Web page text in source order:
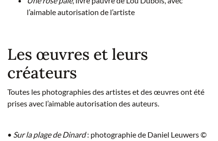
l’aimable autorisation de l’artiste
Les œuvres et leurs
créateurs
Toutes les photographies des artistes et des œuvres ont été
prises avec l’aimable autorisation des auteurs.
• Sur la plage de Dinard: photographie de Daniel Leuwers ©